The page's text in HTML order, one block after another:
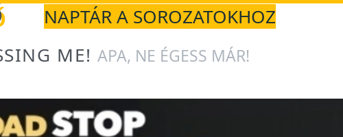
NAPTÁR A SOROZATOKHOZ
ME! APA, NE ÉGESS MÁR!